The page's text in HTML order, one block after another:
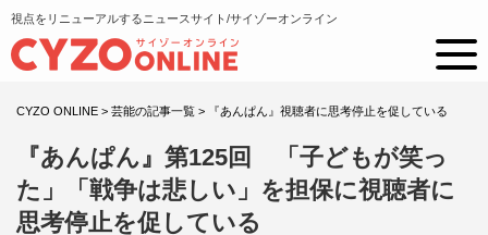
視点をリニューアルするニュースサイト/サイゾーオンライン
CYZO ONLINE > 芸能の記事一覧 > 『あんぱん』視聴者に思考停止を促している
『あんぱん』第125回 「子どもが笑っ
た」「戦争は悲しい」を担保に視聴者に
思考停止を促している